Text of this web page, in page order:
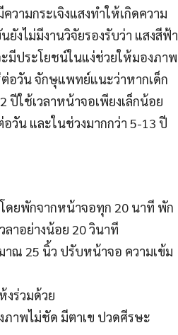
ามกระเจิงแสงทำให้เกิดความ
งไม่มีงานวิจัยรองรับว่า แสงสีฟ้า
มีประโยชน์ในแง่ช่วยให้มองภาพ
อวัน จักษุแพทย์แนะว่าหากเด็ก
ปีใช้เวลาหน้าจอเพียงเล็กน้อย
วัน และในช่วงมากกว่า 5-13 ปี
ดยพักจากหน้าจอทุก 20 นาที พัก
าอย่างน้อย 20 วินาที
าณ 25 นิ้ว ปรับหน้าจอ ความเข้ม
งร่วมด้วย
าพไม่ชัด มีตาเข ปวดศีรษะ